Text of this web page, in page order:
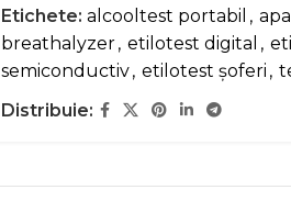
Etichete: alcooltest portabil ,
breathalyzer, etilotest digital ,
semiconductiv, etilotest șoferi ,
Distribuie: